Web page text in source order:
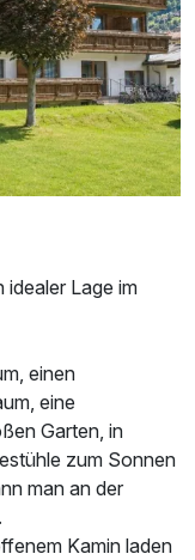
p.P. ab570,00 €
idealer Lage im
einen
eine
Garten, in
zum Sonnen
man an der
Kamin laden